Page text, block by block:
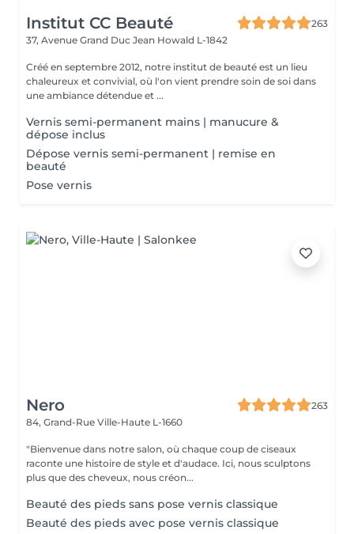
Institut CC Beauté
263
37, Avenue Grand Duc Jean Howald L-1842
Créé en septembre 2012, notre institut de beauté est un lieu
chaleureux et convivial, où l'on vient prendre soin de soi dans
une ambiance détendue et ...
Vernis semi-permanent mains | manucure &
dépose inclus
Dépose vernis semi-permanent | remise en
beauté
Pose vernis
Nero
263
84, Grand-Rue Ville-Haute L-1660
"Bienvenue dans notre salon, où chaque coup de ciseaux
raconte une histoire de style et d'audace. Ici, nous sculptons
plus que des cheveux, nous créon...
Beauté des pieds sans pose vernis classique
Beauté des pieds avec pose vernis classique